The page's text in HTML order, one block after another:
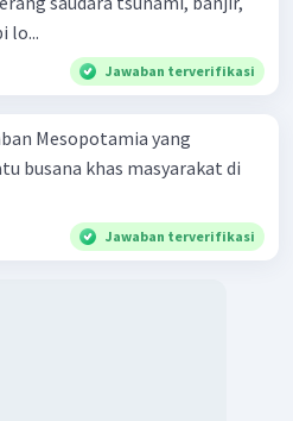
dan ledakan gunung berapi lo...
Jawaban terverifikasi
Mesopotamia yang
busana khas masyarakat di
Jawaban terverifikasi